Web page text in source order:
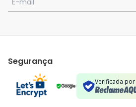
Segurança
Verificada por